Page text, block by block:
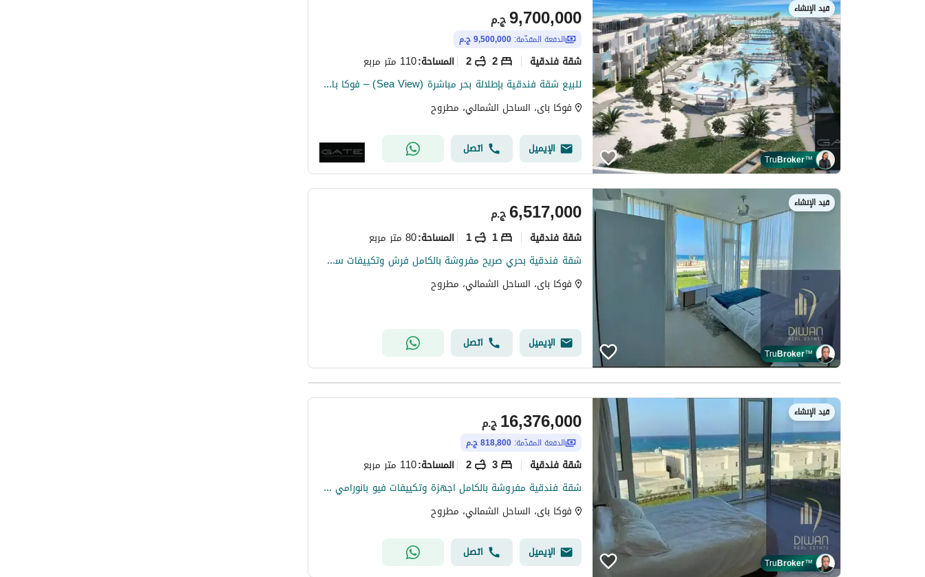
قيد الإنشاء
TruBroker™
ج.م9,700,000
الدفعة المقدّمة: 9,500,000 ج.م
شقة فندقية 2
2 المساحة:110 متر مربع
للبيع شقة فندقية بإطلالة بحر مباشرة (Sea View) – فوكا باي | المرحلة الرابعة
فوكا باى، الساحل الشمالي، مطروح
الإيميل اتصل
قيد الإنشاء
TruBroker™
ج.م6,517,000
شقة فندقية 1
1 المساحة:80 متر مربع
شقة فندقية بحري صريح مفروشة بالكامل فرش وتكييفات سي فيو بسعر مغري في فوكا باي الساحل الشمالي فيو بانورامي علي اللجون
فوكا باى، الساحل الشمالي، مطروح
الإيميل اتصل
قيد الإنشاء
TruBroker™
ج.م16,376,000
الدفعة المقدّمة: 818,800 ج.م
شقة فندقية 3
2 المساحة:110 متر مربع
شقة فندقية مفروشة بالكامل اجهزة وتكييفات فيو بانورامي علي لاجونز وشايفة البحر باقل مقدم في قرية فوكا باي الساحل الشمالي
فوكا باى، الساحل الشمالي، مطروح
الإيميل اتصل